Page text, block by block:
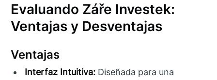
Evaluando Záře Investek:
Ventajas y Desventajas
Ventajas
Interfaz Intuitiva: Diseñada para una